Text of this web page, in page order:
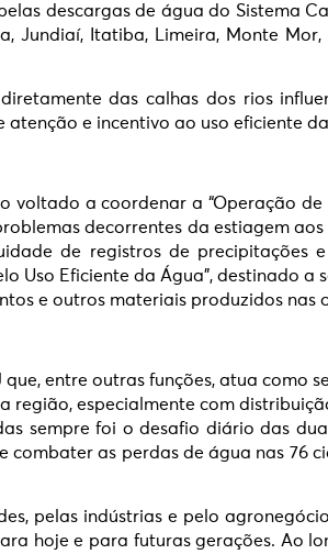
descargas de água do Sistema
Jundiaí, Itatiba, Limeira, Monte
das calhas dos rios
e incentivo ao uso eficiente
voltado a coordenar a “Operação
decorrentes da estiagem aos
de registros de precipitações
Uso Eficiente da Água”, destinado
e outros materiais produzidos nas
que, entre outras funções, atua
especialmente com
sempre foi o desafio diário das
as perdas de água nas 76
pelas indústrias e pelo
hoje e para futuras gerações. Ao